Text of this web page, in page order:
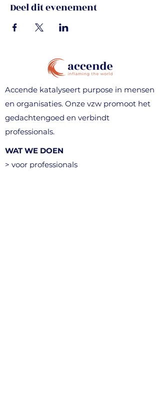
Deel dit evenement
Accende katalyseert purpose in mensen
en organisaties. Onze vzw promoot het
gedachtengoed en verbindt
professionals.
WAT WE DOEN
> voor professionals